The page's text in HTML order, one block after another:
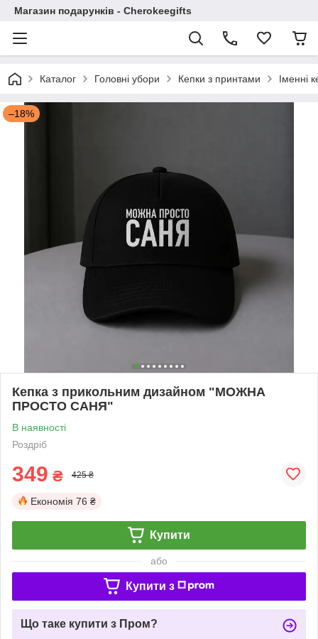
Магазин подарунків - Cherokeegifts
Каталог Головні убори Кепки з принтами Іменні
–18%
Кепка з прикольним дизайном "МОЖНА
ПРОСТО САНЯ"
В наявності
Роздріб
349 ₴ 425 ₴
Економія 76 ₴
Купити
або
Купити з
Що таке купити з Пром?